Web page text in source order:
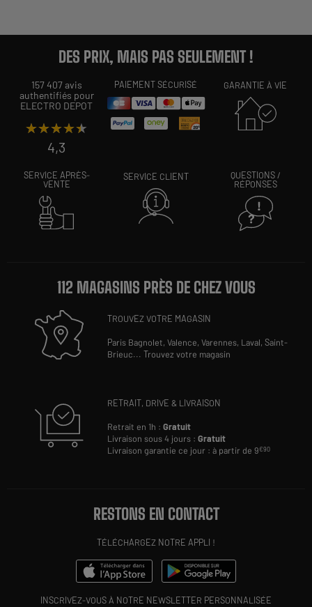
DES PRIX, MAIS PAS SEULEMENT !
157 407 avis
authentifiés pour
ELECTRO DEPOT
★★★★★
★★★★★
4,3
PAIEMENT SÉCURISÉ GARANTIE À VIE
SERVICE APRÈS-
VENTE
SERVICE CLIENT
QUESTIONS /
RÉPONSES
112 MAGASINS PRÈS DE CHEZ VOUS
TROUVEZ VOTRE MAGASIN
Paris Bagnolet,Valence,Varennes, Laval,Saint-
Brieuc...Trouvez votre magasin
RETRAIT, DRIVE & LIVRAISON
Retrait en 1h :Gratuit
Livraison sous 4 jours :Gratuit
Livraison garantie ce jour : à partir de 9€90
RESTONS EN CONTACT
TÉLÉCHARGEZ NOTRE APPLI !
INSCRIVEZ-VOUS À NOTRE NEWSLETTER PERSONNALISÉE